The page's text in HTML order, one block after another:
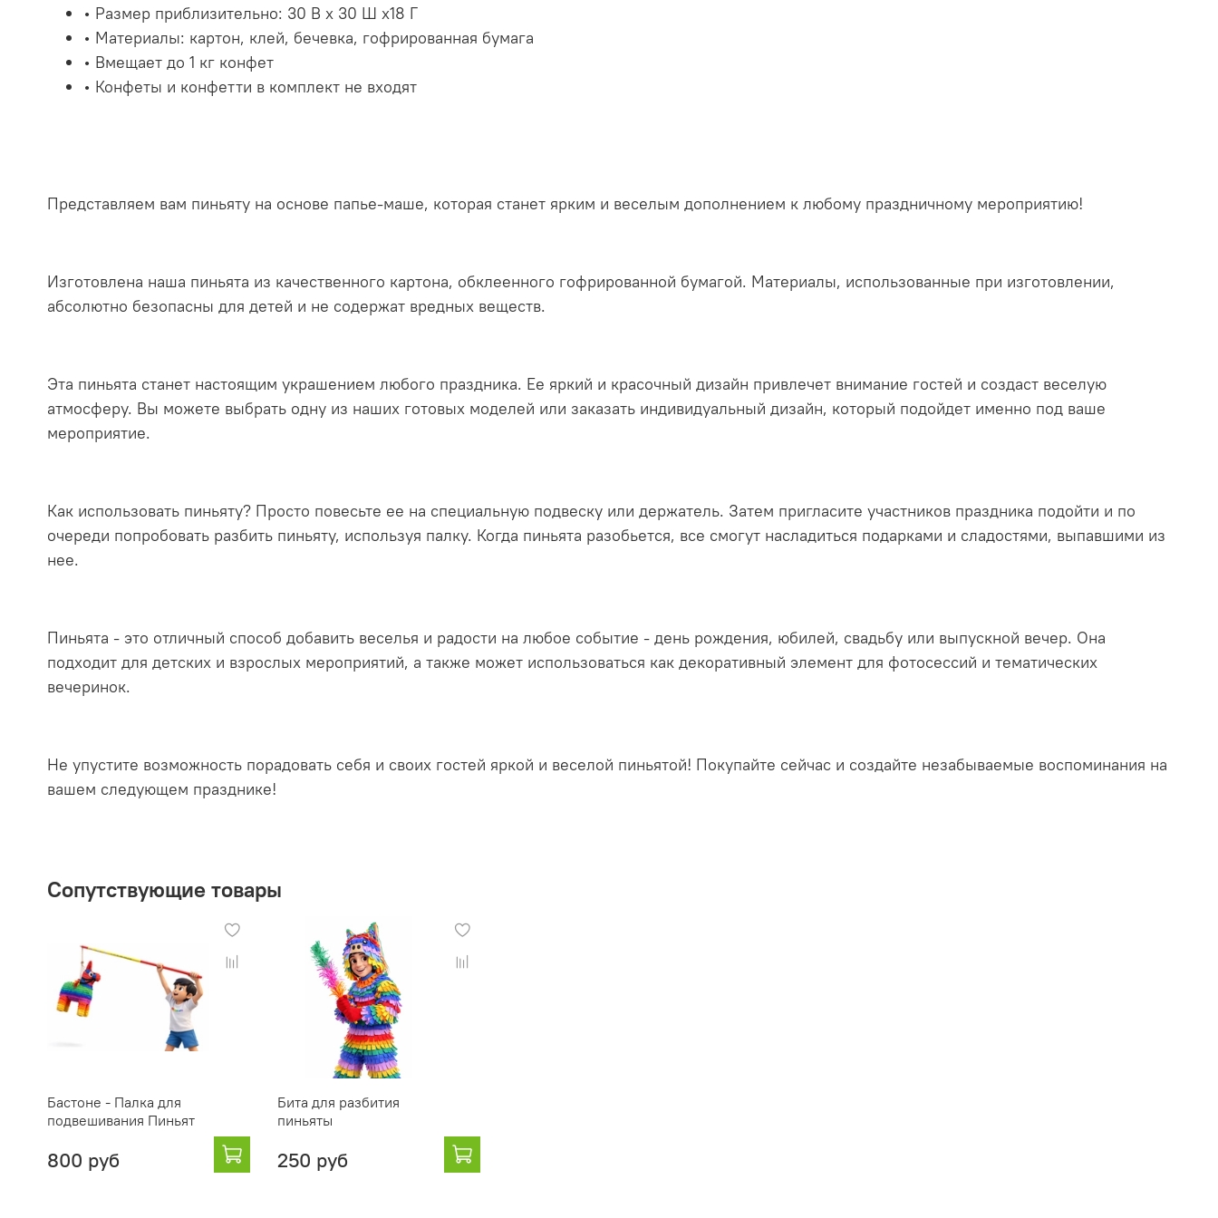
• Размер приблизительно: 30 В x 30 Ш x18 Г
• Материалы: картон, клей, бечевка, гофрированная бумага
• Вмещает до 1 кг конфет
• Конфеты и конфетти в комплект не входят
Представляем вам пиньяту на основе папье-маше, которая станет ярким и веселым дополнением к любому праздничному мероприятию!
Изготовлена наша пиньята из качественного картона, обклеенного гофрированной бумагой. Материалы, использованные при изготовлении,
абсолютно безопасны для детей и не содержат вредных веществ.
Эта пиньята станет настоящим украшением любого праздника. Ее яркий и красочный дизайн привлечет внимание гостей и создаст веселую
атмосферу. Вы можете выбрать одну из наших готовых моделей или заказать индивидуальный дизайн, который подойдет именно под ваше
мероприятие.
Как использовать пиньяту? Просто повесьте ее на специальную подвеску или держатель. Затем пригласите участников праздника подойти и по
очереди попробовать разбить пиньяту, используя палку. Когда пиньята разобьется, все смогут насладиться подарками и сладостями, выпавшими из
нее.
Пиньята - это отличный способ добавить веселья и радости на любое событие - день рождения, юбилей, свадьбу или выпускной вечер. Она
подходит для детских и взрослых мероприятий, а также может использоваться как декоративный элемент для фотосессий и тематических
вечеринок.
Не упустите возможность порадовать себя и своих гостей яркой и веселой пиньятой! Покупайте сейчас и создайте незабываемые воспоминания на
вашем следующем празднике!
Сопутствующие товары
Бастоне - Палка для
подвешивания Пиньят
800 руб
Бита для разбития
пиньяты
250 руб